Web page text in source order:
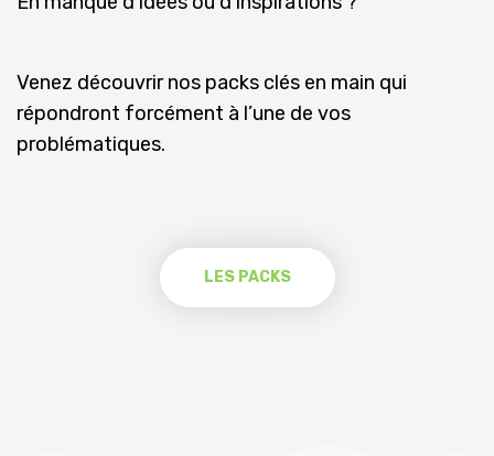
Venez découvrir nos packs clés en main qui
répondront forcément à l’une de vos
problématiques.
LES PACKS